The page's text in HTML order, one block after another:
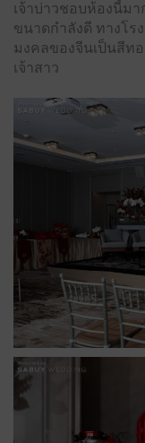
เจ้าบ่าวชอบห้องนี้ม
ขนาดกำลังดี ทางโร
มงคลของจีนเป็นสีท
เจ้าสาว